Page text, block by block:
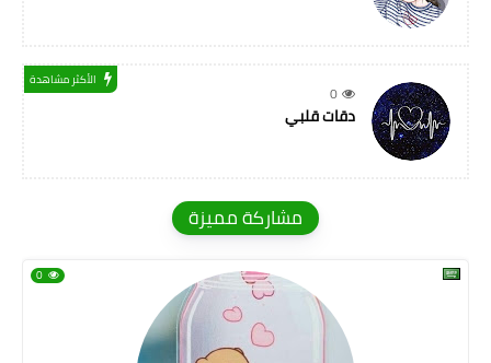
0
الأكثر مشاهدة
دقات قلبي
مشاركة مميزة
0